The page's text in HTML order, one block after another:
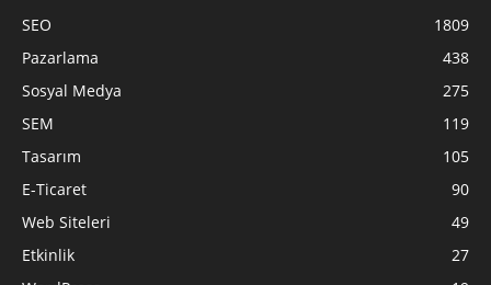
SEO
1809
Pazarlama
438
Sosyal Medya
275
SEM
119
Tasarım
105
E-Ticaret
90
Web Siteleri
49
Etkinlik
27